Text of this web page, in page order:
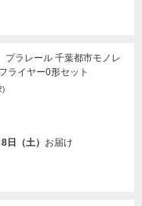
ラレール 千葉都市モノレ
ライヤー0形セット
日（土） お届け